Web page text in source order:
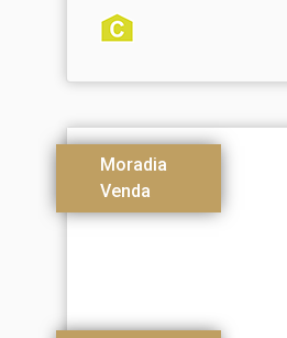
Moradia
Venda